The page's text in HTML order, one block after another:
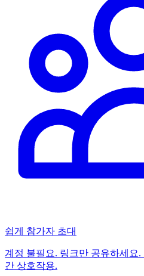
쉽게 참가자 초대
계정 불필요. 링크만 공유하세요.
간 상호작용.